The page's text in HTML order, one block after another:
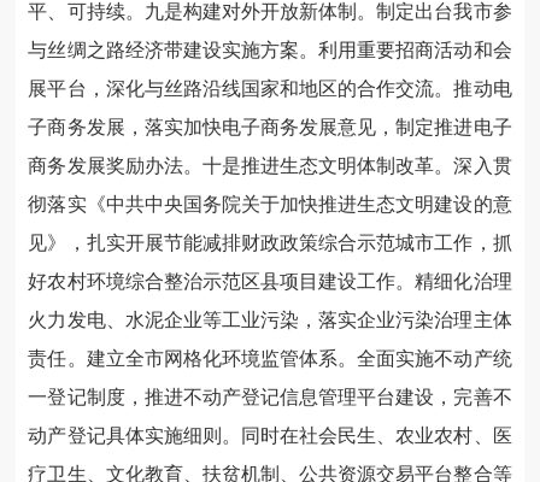
平、可持续。九是构建对外开放新体制。制定出台我市参
与丝绸之路经济带建设实施方案。利用重要招商活动和会
展平台，深化与丝路沿线国家和地区的合作交流。推动电
子商务发展，落实加快电子商务发展意见，制定推进电子
商务发展奖励办法。十是推进生态文明体制改革。深入贯
彻落实《中共中央国务院关于加快推进生态文明建设的意
见》，扎实开展节能减排财政政策综合示范城市工作，抓
好农村环境综合整治示范区县项目建设工作。精细化治理
火力发电、水泥企业等工业污染，落实企业污染治理主体
责任。建立全市网格化环境监管体系。全面实施不动产统
一登记制度，推进不动产登记信息管理平台建设，完善不
动产登记具体实施细则。同时在社会民生、农业农村、医
疗卫生、文化教育、扶贫机制、公共资源交易平台整合等